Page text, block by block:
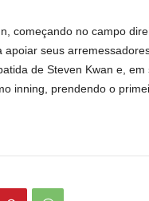
começando no campo
apoiar seus
de Steven Kwan e,
inning, prendendo o